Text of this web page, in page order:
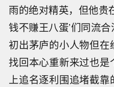
雨的绝对精英，但他贵
钱不赚王八蛋’们同流
初出茅庐的小人物但
找回本心重新来过也
上追名逐利围追堵截